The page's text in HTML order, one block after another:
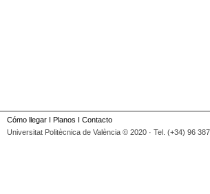
Cómo llegar I Planos I Contacto
Universitat Politècnica de València © 2020 · Tel. (+34) 96